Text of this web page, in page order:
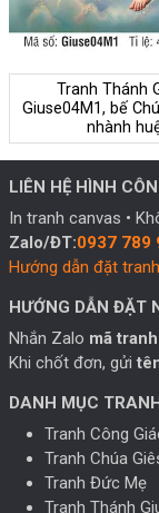
Tranh Thánh
Giuse04M1, bế
nhành
LIÊN HỆ HÌNH
In tranh canvas •
Zalo/ĐT:0937 789
Hướng dẫn đặt tranh
HƯỚNG DẪN ĐẶT
Nhắn Zalo mã
Khi chốt đơn, gửi
DANH MỤC
Tranh Công
Tranh Chúa
Tranh Đức Mẹ
Tranh Thánh